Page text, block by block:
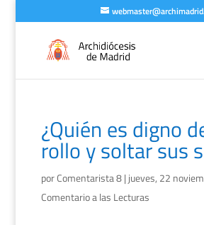
¿Quién es digno
rollo y soltar sus
porComentarista 8| jueves, 22
Comentario a las Lecturas